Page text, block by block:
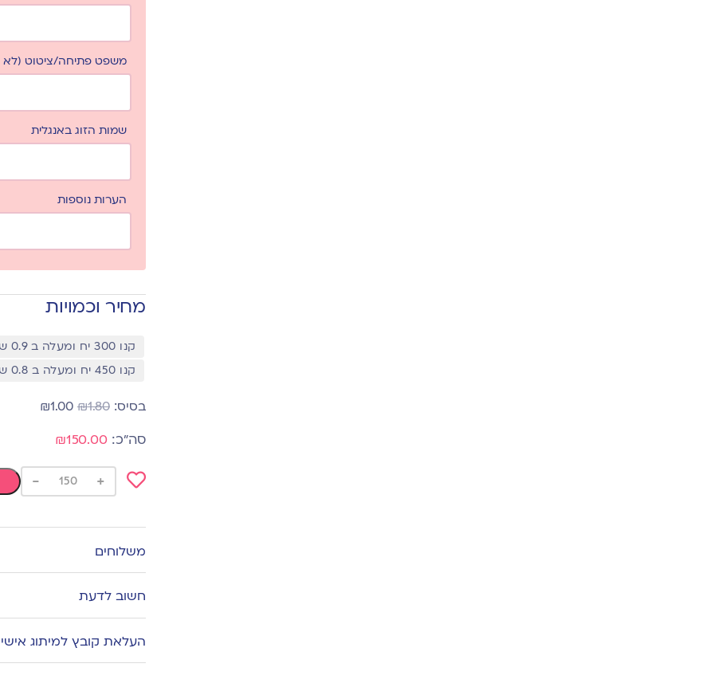
משפט פתיחה/ציטוט (לא
שמות הזוג באנגלית
הערות נוספות
מחיר וכמויות
קנו 300 יח ומעלה ב 0.9 שח
קנו 450 יח ומעלה ב 0.8 שח
₪1.80
₪1.00
₪150.00
to
wishlist
+
-
משלוחים
חשוב לדעת
העלאת קובץ למיתוג אישי